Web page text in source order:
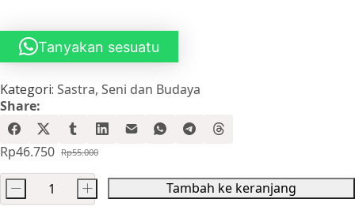
Rp55.000
Harga
aslinya
adalah:
Rp55.000.
Rp46.750
Harga
saat
ini
adalah:
Tanyakan sesuatu
Kuantitas
- + Tambah ke keranjang
Kategori: Sastra, Seni dan Budaya
Share: